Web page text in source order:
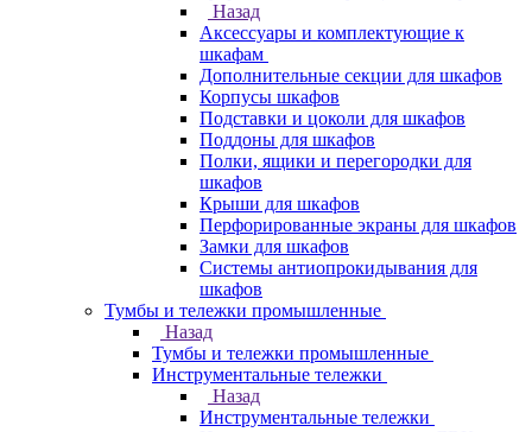
Назад
Аксессуары и комплектующие к
шкафам
Дополнительные секции для шкафов
Корпусы шкафов
Подставки и цоколи для шкафов
Поддоны для шкафов
Полки, ящики и перегородки для
шкафов
Крыши для шкафов
Перфорированные экраны для шкафов
Замки для шкафов
Системы антиопрокидывания для
шкафов
Тумбы и тележки промышленные
Назад
Тумбы и тележки промышленные
Инструментальные тележки
Назад
Инструментальные тележки